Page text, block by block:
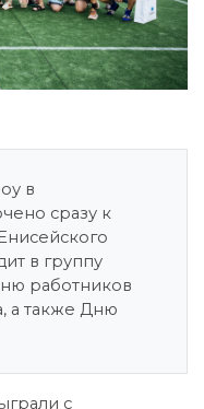
в
сразу к
в группу
работников
а также Дню
с